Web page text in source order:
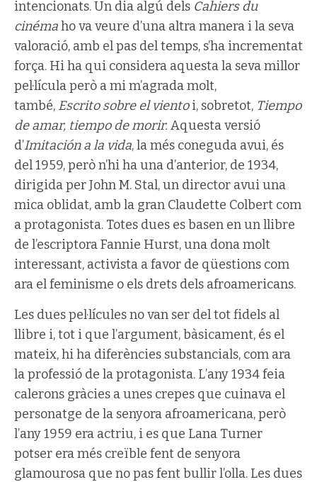
intencionats. Un dia algú dels Cahiers du
cinémaho va veure d’una altra manera i la seva
valoració, amb el pas del temps, s’ha incrementat
força. Hi ha qui considera aquesta la seva millor
pel·lícula però a mi m’agrada molt,
també, Escrito sobre el vientoi, sobretot, Tiempo
de amar, tiempo de morir. Aquesta versió
d’Imitación a la vida, la més coneguda avui, és
del 1959, però n’hi ha una d’anterior, de 1934,
dirigida per John M. Stal, un director avui una
mica oblidat, amb la gran Claudette Colbert com
a protagonista. Totes dues es basen en un llibre
de l’escriptora Fannie Hurst, una dona molt
interessant, activista a favor de qüestions com
ara el feminisme o els drets dels afroamericans.
Les dues pel·lícules no van ser del tot fidels al
llibre i, tot i que l’argument, bàsicament, és el
mateix, hi ha diferències substancials, com ara
la professió de la protagonista. L’any 1934 feia
calerons gràcies a unes crepes que cuinava el
personatge de la senyora afroamericana, però
l’any 1959 era actriu, i es que Lana Turner
potser era més creïble fent de senyora
glamourosa que no pas fent bullir l’olla. Les dues